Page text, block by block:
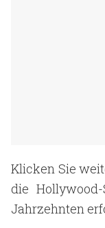
Klicken Sie
die
Jahrzehnten